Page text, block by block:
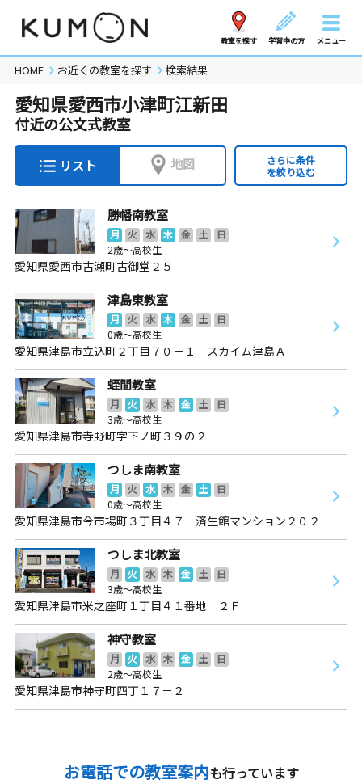
教室を探す 学習中の方 メニュー
HOME お近くの教室を探す 検索結果
愛知県愛西市小津町江新田
付近の公文式教室
リスト 地図
さらに条件
を絞り込む
勝幡南教室
月 火 水 木 金 土
日
2歳～高校生
愛知県愛西市古瀬町古御堂２５
津島東教室
月 火 水 木 金 土
日
0歳～高校生
愛知県津島市立込町２丁目７０－１ スカイム津島Ａ
蛭間教室
月 火 水 木 金 土
日
3歳～高校生
愛知県津島市寺野町字下ノ町３９の２
つしま南教室
月 火 水 木 金 土
日
0歳～高校生
愛知県津島市今市場町３丁目４７ 済生館マンション２０２
つしま北教室
月 火 水 木 金 土
日
3歳～高校生
愛知県津島市米之座町１丁目４１番地 ２Ｆ
神守教室
月 火 水 木 金 土
日
2歳～高校生
愛知県津島市神守町四丁１７－２
お電話での教室案内も行っています